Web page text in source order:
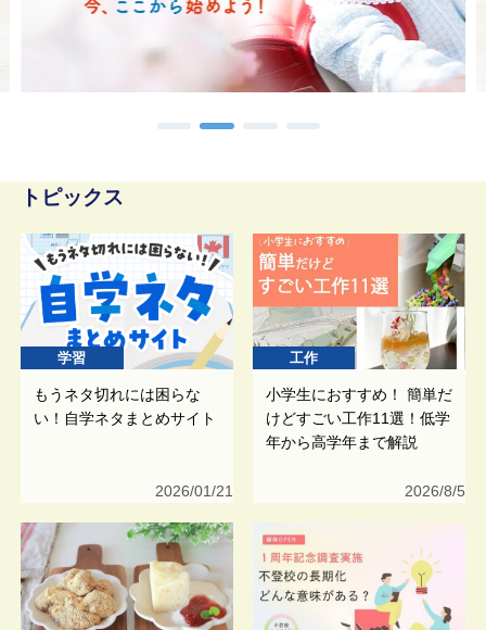
トピックス
学習
もうネタ切れには困らな
い！自学ネタまとめサイト
2026/01/21
工作
小学生におすすめ！ 簡単だ
けどすごい工作11選！低学
年から高学年まで解説
2026/8/5